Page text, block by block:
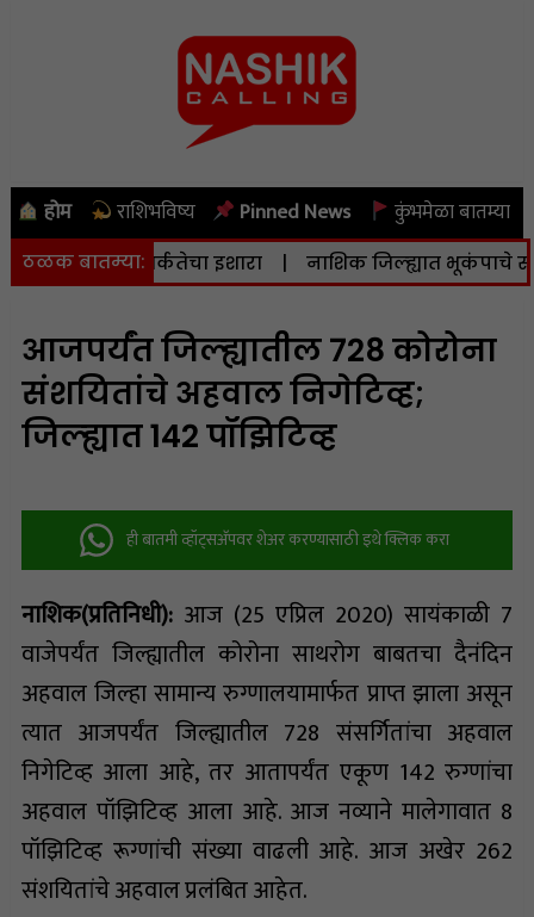
होम राशिभविष्य Pinned News कुंभमेळा बातम्या
ठळक बातम्या:
दिला सतर्कतेचा इशारा | नाशिक जिल्ह्यात भूकंपाचे सौम्य
आजपर्यंत जिल्ह्यातील 728 कोरोना
संशयितांचे अहवाल निगेटिव्ह;
जिल्ह्यात 142 पॉझिटिव्ह
ही बातमी व्हॉट्सअ‍ॅपवर शेअर करण्यासाठी इथे क्लिक करा
नाशिक(प्रतिनिधी):आज (25 एप्रिल 2020) सायंकाळी 7
वाजेपर्यंत जिल्ह्यातील कोरोना साथरोग बाबतचा दैनंदिन
अहवाल जिल्हा सामान्य रुग्णालयामार्फत प्राप्त झाला असून
त्यात आजपर्यंत जिल्ह्यातील 728 संसर्गितांचा अहवाल
निगेटिव्ह आला आहे, तर आतापर्यंत एकूण 142 रुग्णांचा
अहवाल पॉझिटिव्ह आला आहे. आज नव्याने मालेगावात 8
पॉझिटिव्ह रूग्णांची संख्या वाढली आहे. आज अखेर 262
संशयितांचे अहवाल प्रलंबित आहेत.